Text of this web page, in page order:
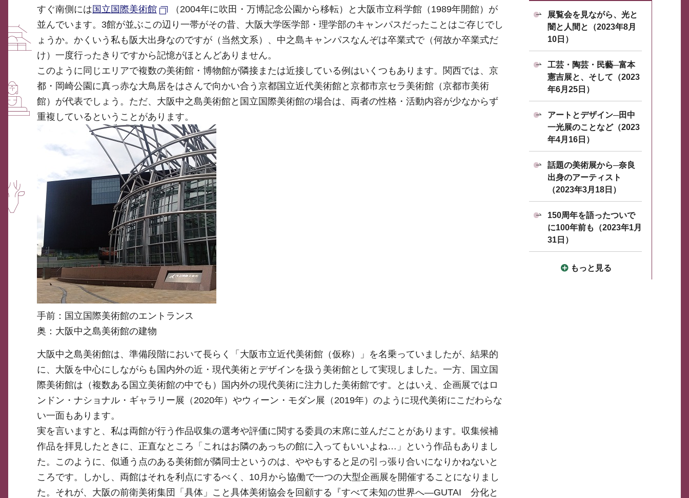
すぐ南側には 国立国際美術館
（2004年に吹田・万博記念公園から移転）と大阪市立科学館（1989年開館）が
並んでいます。3館が並ぶこの辺り一帯がその昔、大阪大学医学部・理学部のキャンパスだったことはご存じでし
ょうか。かくいう私も阪大出身なのですが（当然文系）、中之島キャンパスなんぞは卒業式で（何故か卒業式だ
け）一度行ったきりですから記憶がほとんどありません。
このように同じエリアで複数の美術館・博物館が隣接または近接している例はいくつもあります。関西では、京
都・岡崎公園に真っ赤な大鳥居をはさんで向かい合う京都国立近代美術館と京都市京セラ美術館（京都市美術
館）が代表でしょう。ただ、大阪中之島美術館と国立国際美術館の場合は、両者の性格・活動内容が少なからず
重複しているということがあります。
手前：国立国際美術館のエントランス
奥：大阪中之島美術館の建物
大阪中之島美術館は、準備段階において長らく「大阪市立近代美術館（仮称）」を名乗っていましたが、結果的
に、大阪を中心にしながらも国内外の近・現代美術とデザインを扱う美術館として実現しました。一方、国立国
際美術館は（複数ある国立美術館の中でも）国内外の現代美術に注力した美術館です。とはいえ、企画展ではロ
ンドン・ナショナル・ギャラリー展（2020年）やウィーン・モダン展（2019年）のように現代美術にこだわらな
い一面もあります。
実を言いますと、私は両館が行う作品収集の選考や評価に関する委員の末席に並んだことがあります。収集候補
作品を拝見したときに、正直なところ「これはお隣のあっちの館に入ってもいいよね…」という作品もありまし
た。このように、似通う点のある美術館が隣同士というのは、ややもすると足の引っ張り合いになりかねないと
ころです。しかし、両館はそれを利点にするべく、10月から協働で一つの大型企画展を開催することになりまし
た。それが、大阪の前衛美術集団「具体」こと具体美術協会を回顧する『すべて未知の世界へ―GUTAI 分化と
展覧会を見ながら、光と
闇と人間と（2023年8月
10日）
工芸・陶芸・民藝─富本
憲吉展と、そして（2023
年6月25日）
アートとデザイン─田中
一光展のことなど（2023
年4月16日）
話題の美術展から─奈良
出身のアーティスト
（2023年3月18日）
150周年を語ったついで
に100年前も（2023年1月
31日）
もっと見る